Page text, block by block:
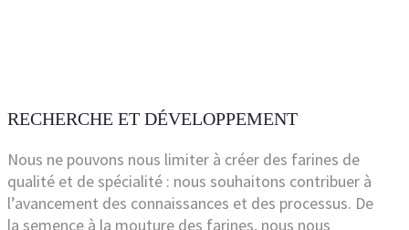
RECHERCHE ET DÉVELOPPEMENT
Nous ne pouvons nous limiter à créer des farines de
qualité et de spécialité : nous souhaitons contribuer à
l’avancement des connaissances et des processus. De
la semence à la mouture des farines, nous nous